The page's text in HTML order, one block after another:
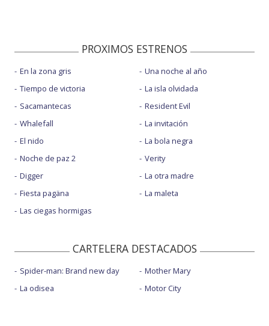
PROXIMOS ESTRENOS
En la zona gris
Tiempo de victoria
Sacamantecas
Whalefall
El nido
Noche de paz 2
Digger
Fiesta pagäna
Las ciegas hormigas
Una noche al año
La isla olvidada
Resident Evil
La invitación
La bola negra
Verity
La otra madre
La maleta
CARTELERA DESTACADOS
Spider-man: Brand new day
La odisea
Mother Mary
Motor City